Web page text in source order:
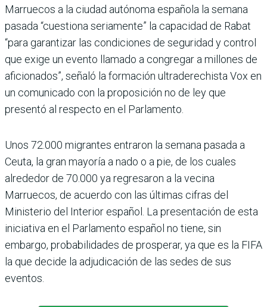
Marruecos a la ciudad autónoma española la semana
pasada “cuestiona seriamente” la capacidad de Rabat
“para garantizar las condiciones de seguridad y control
que exige un evento llamado a congregar a millones de
aficionados”, señaló la formación ultraderechista Vox en
un comunicado con la proposición no de ley que
presentó al respecto en el Parlamento.
Unos 72.000 migrantes entraron la semana pasada a
Ceuta, la gran mayoría a nado o a pie, de los cuales
alrededor de 70.000 ya regresaron a la vecina
Marruecos, de acuerdo con las últimas cifras del
Ministerio del Interior español. La presentación de esta
iniciativa en el Parlamento español no tiene, sin
embargo, probabilidades de prosperar, ya que es la FIFA
la que decide la adjudicación de las sedes de sus
eventos.